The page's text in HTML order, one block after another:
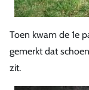
Toen kwam de 1e
gemerkt dat
zit.